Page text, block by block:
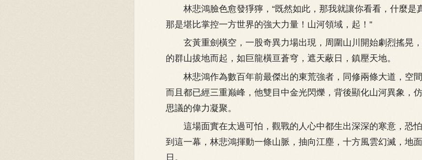
林悲鴻臉色愈發猙獰，“既然如此，那我就讓你看看，什麼是
那是堪比掌控一方世界的強大力量！山河領域，起！”
玄黃重劍橫空，一股奇異力場出現，周圍山川開始劇烈搖晃
的群山拔地而起，如巨龍橫亘蒼穹，遮天蔽日，鎮壓天地。
林悲鴻作為數百年前最傑出的東荒強者，同修兩條大道，空間
而且都已經三重巅峰，他雙目中金光閃爍，背後顯化山河異象，
思議的偉力凝聚。
這場面實在太過可怕，觀戰的人心中都生出深深的寒意，恐
到這一幕，林悲鴻揮動一條山脈，抽向江塵，十方風雲幻滅，地
日。